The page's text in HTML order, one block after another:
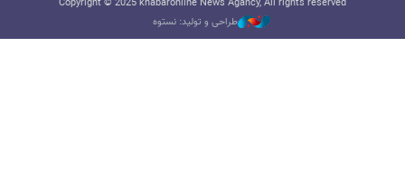
Copyright © 2025 khabaronline News Agancy, All rights reserved
طراحی و تولید: نستوه